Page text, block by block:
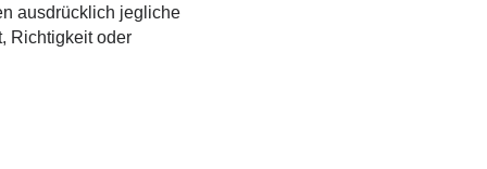
ausdrücklich jegliche
Richtigkeit oder